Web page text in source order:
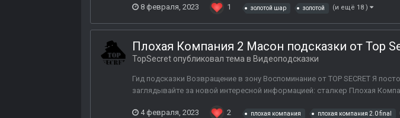
8 февраля, 2023 1 золотой шар золотой (и ещё 18 )
Плохая Компания 2 Масон подсказки от Top
TopSecret опубликовал тема в Видеоподсказки
Гид подсказки Возвращение в зону Воспоминание от TOP SECRET Я
заглядывайте за новой интересной информацией: сталкер Плохая
4 февраля, 2023 2 плохая компания плохая компания 2.0 final